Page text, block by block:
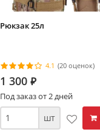
Рюкзак 25л
4.1 (20 оценок)
1 300 ⃏
Под заказ от 2 дней
шт